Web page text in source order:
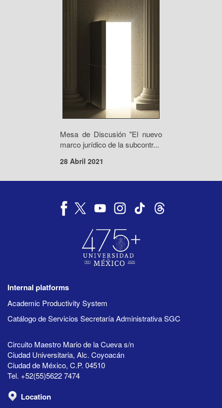
Mesa de Discusión "El nuevo
marco jurídico de la subcontr...
28 Abril 2021
Internal platforms
Academic Productivity System
Catálogo de Servicios Secretaría Administrativa SGC
Circuito Maestro Mario de la Cueva s/n
Ciudad Universitaria, Alc. Coyoacán
Ciudad de México, C.P. 04510
Tel. +52(55)5622 7474
Location